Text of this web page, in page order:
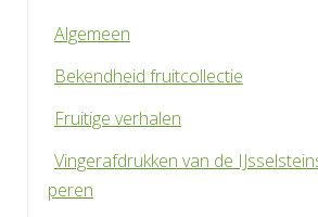
Algemeen
Bekendheid fruitcollectie
Fruitige verhalen
Vingerafdrukken van de
peren